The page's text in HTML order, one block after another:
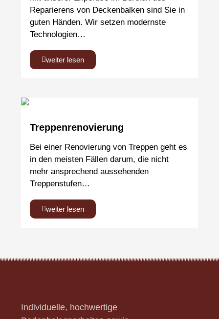
Reparierens von Deckenbalken sind Sie in
guten Händen. Wir setzen modernste
Technologien…
weiter lesen
Treppenrenovierung
Bei einer Renovierung von Treppen geht es
in den meisten Fällen darum, die nicht
mehr ansprechend aussehenden
Treppenstufen…
weiter lesen
Individuelle, hochwertige